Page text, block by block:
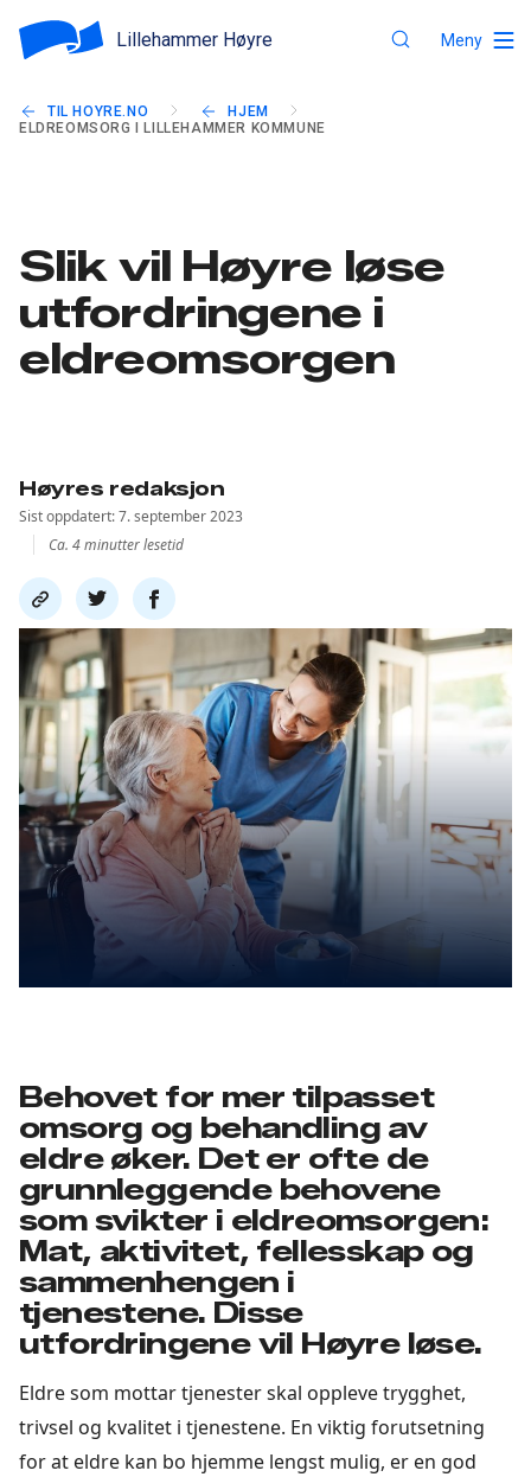
Lillehammer Høyre Meny
TIL HOYRE.NO
HJEM
ELDREOMSORG I LILLEHAMMER KOMMUNE
Slik vil Høyre løse
utfordringene i
eldreomsorgen
Høyres redaksjon
Sist oppdatert: 7. september 2023
Ca. 4 minutter lesetid
Del
link
Del
på
twitter
Del
på
Behovet for mer tilpasset
omsorg og behandling av
eldre øker. Det er ofte de
grunnleggende behovene
som svikter i eldreomsorgen:
Mat, aktivitet, fellesskap og
sammenhengen i
tjenestene. Disse
utfordringene vil Høyre løse.
Eldre som mottar tjenester skal oppleve trygghet,
trivsel og kvalitet i tjenestene. En viktig forutsetning
for at eldre kan bo hjemme lengst mulig, er en god